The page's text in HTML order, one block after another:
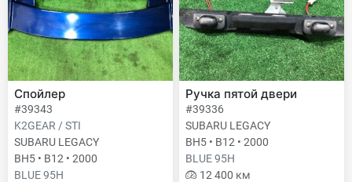
Спойлер
#39343
K2GEAR / STI
SUBARU LEGACY
BH5 • B12 • 2000
BLUE 95H
Ручка пятой двери
#39336
SUBARU LEGACY
BH5 • B12 • 2000
BLUE 95H
12 400 км